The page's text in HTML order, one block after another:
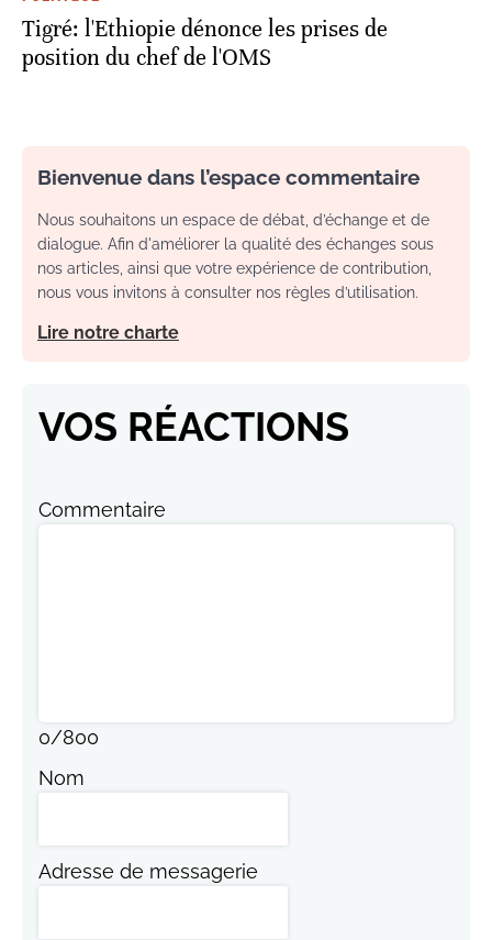
Tigré: l'Ethiopie dénonce les prises de
position du chef de l'OMS
Bienvenue dans l’espace commentaire
Nous souhaitons un espace de débat, d’échange et de
dialogue. Afin d'améliorer la qualité des échanges sous
nos articles, ainsi que votre expérience de contribution,
nous vous invitons à consulter nos règles d’utilisation.
Lire notre charte
VOS RÉACTIONS
Commentaire
0/800
Nom
Adresse de messagerie